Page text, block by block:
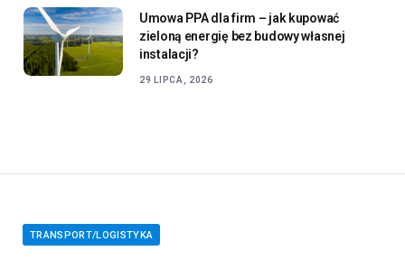
Umowa PPA dla firm – jak kupować
zieloną energię bez budowy własnej
instalacji?
29 LIPCA, 2026
TRANSPORT/LOGISTYKA